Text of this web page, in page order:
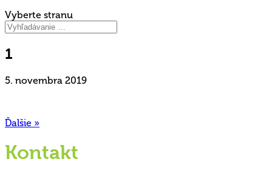
Vyberte stranu
1
5. novembra 2019
Ďalšie »
Kontakt